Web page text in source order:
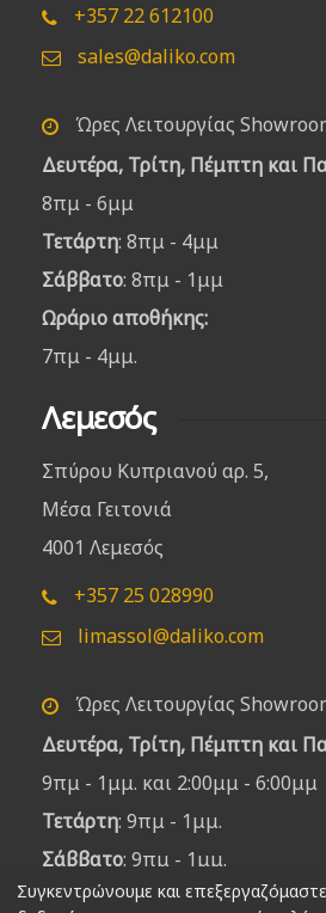
+357 22 612100
sales@daliko.com
Ώρες Λειτουργίας
Δευτέρα, Τρίτη, Πέμπτη και
8πμ - 6μμ
Τετάρτη: 8πμ - 4μμ
Σάββατο: 8πμ - 1μμ
Ωράριο αποθήκης:
7πμ - 4μμ.
Λεμεσός
Σπύρου Κυπριανού αρ. 5,
Μέσα Γειτονιά
4001 Λεμεσός
+357 25 028990
limassol@daliko.com
Ώρες Λειτουργίας
Δευτέρα, Τρίτη, Πέμπτη και
9πμ - 1μμ. και 2:00μμ - 6:00μμ
Τετάρτη: 9πμ - 1μμ.
Σάββατο: 9πμ - 1μμ.
Συγκεντρώνουμε και